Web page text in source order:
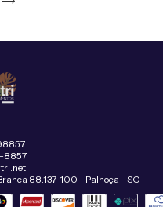
8857
88.137-100 - Palhoça - SC